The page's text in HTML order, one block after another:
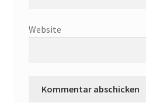
Website